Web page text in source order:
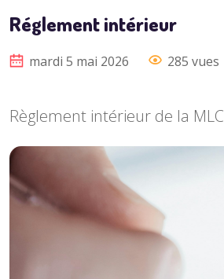
Réglement intérieur
mardi 5 mai 2026 285 vues
Règlement intérieur de la MLC